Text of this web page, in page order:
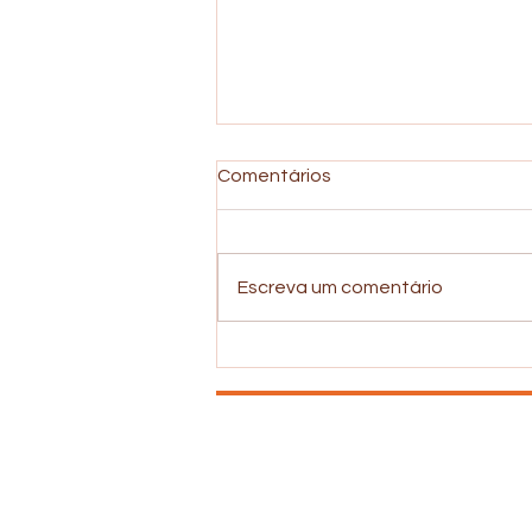
Comentários
Escreva um comentário